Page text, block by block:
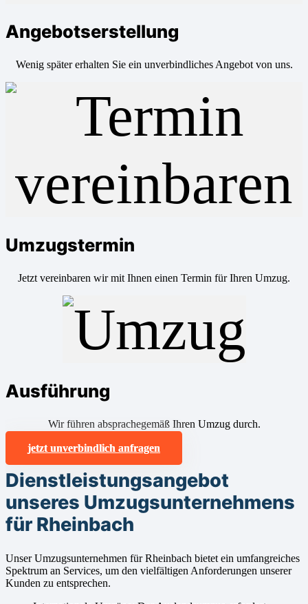
Angebotserstellung
Wenig später erhalten Sie ein unverbindliches Angebot von uns.
Umzugstermin
Jetzt vereinbaren wir mit Ihnen einen Termin für Ihren Umzug.
Ausführung
Wir führen absprachegemäß Ihren Umzug durch.
jetzt unverbindlich anfragen
Dienstleistungsangebot
unseres Umzugsunternehmens
für Rheinbach
Unser Umzugsunternehmen für Rheinbach bietet ein umfangreiches
Spektrum an Services, um den vielfältigen Anforderungen unserer
Kunden zu entsprechen.